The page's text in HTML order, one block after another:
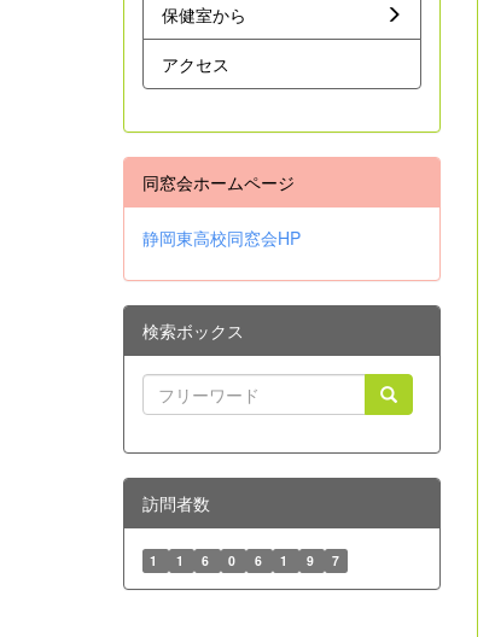
保健室から
アクセス
同窓会ホームページ
静岡東高校同窓会HP
検索ボックス
訪問者数
1 1 6 0 6 1 9 7